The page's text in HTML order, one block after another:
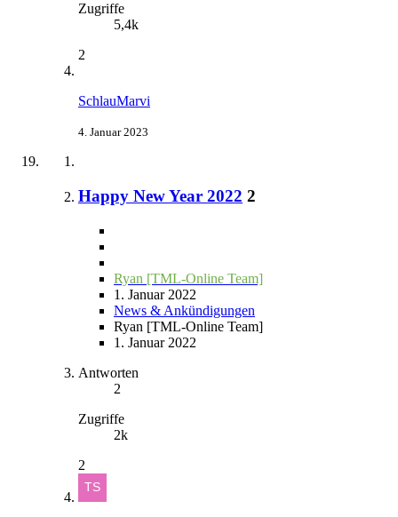
Zugriffe
5,4k
2
SchlauMarvi
4. Januar 2023
Happy New Year 2022 2
Ryan [TML-Online Team]
1. Januar 2022
News & Ankündigungen
Ryan [TML-Online Team]
1. Januar 2022
Antworten
2
Zugriffe
2k
2